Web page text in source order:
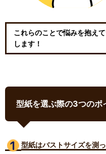
これらのことで悩みを抱え
します！
型紙を選ぶ際の3つのポ
型紙はバストサイズを測